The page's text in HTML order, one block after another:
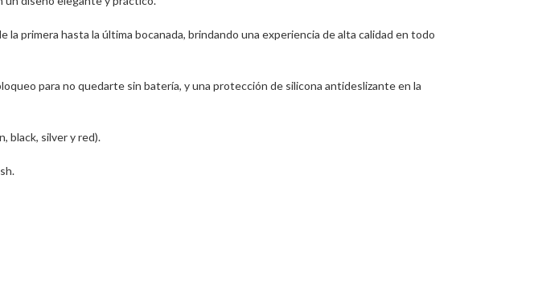
primera hasta la última bocanada, brindando una experiencia de alta calidad en todo
para no quedarte sin batería, y una protección de silicona antideslizante en la
black, silver y red).